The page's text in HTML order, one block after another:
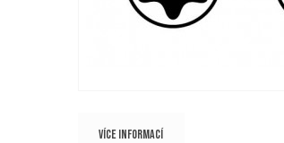
VÍCE INFORMACÍ